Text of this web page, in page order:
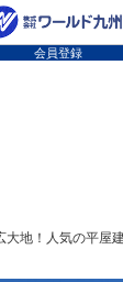
会員登録
大地！人気の平屋